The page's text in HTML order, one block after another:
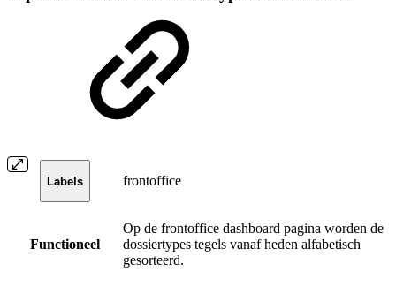
Labels frontoffice
Functioneel
Op de frontoffice dashboard pagina worden de
dossiertypes tegels vanaf heden alfabetisch
gesorteerd.